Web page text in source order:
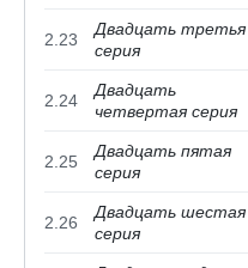
2.23
Двадцать третья
серия
2.24
Двадцать
четвертая серия
2.25
Двадцать пятая
серия
2.26
Двадцать шестая
серия